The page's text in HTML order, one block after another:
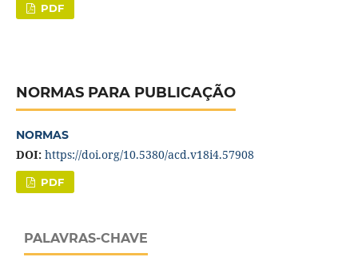
PDF
NORMAS PARA PUBLICAÇÃO
NORMAS
DOI: https://doi.org/10.5380/acd.v18i4.57908
PDF
PALAVRAS-CHAVE